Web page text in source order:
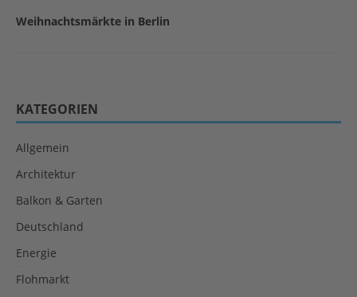
Weihnachtsmärkte in Berlin
KATEGORIEN
Allgemein
Architektur
Balkon & Garten
Deutschland
Energie
Flohmarkt